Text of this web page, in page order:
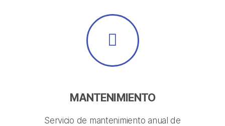
MANTENIMIENTO
Servicio de mantenimiento anual de